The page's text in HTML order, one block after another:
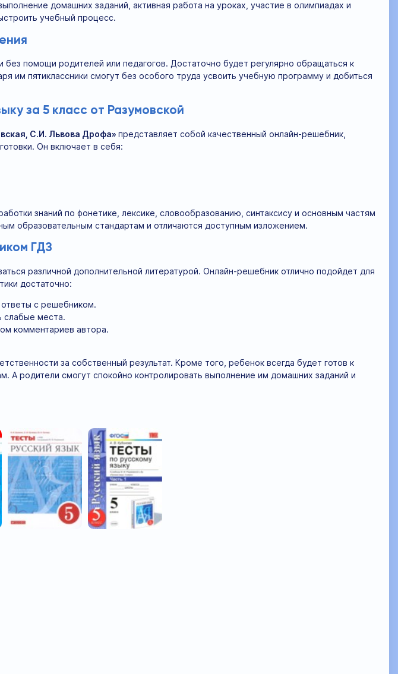
домашних заданий, активная работа на уроках, участие в олимпиадах и
учебный процесс.
помощи родителей или педагогов. Достаточно будет регулярно обращаться к
им пятиклассники смогут без особого труда усвоить учебную программу и добиться
за 5 класс от Разумовской
С.И. Львова Дрофа» представляет собой качественный онлайн-решебник,
Он включает в себя:
знаний по фонетике, лексике, словообразованию, синтаксису и основным частям
образовательным стандартам и отличаются доступным изложением.
ГДЗ
различной дополнительной литературой. Онлайн-решебник отлично подойдет для
достаточно:
с решебником.
слабые места.
комментариев автора.
за собственный результат. Кроме того, ребенок всегда будет готов к
родители смогут спокойно контролировать выполнение им домашних заданий и